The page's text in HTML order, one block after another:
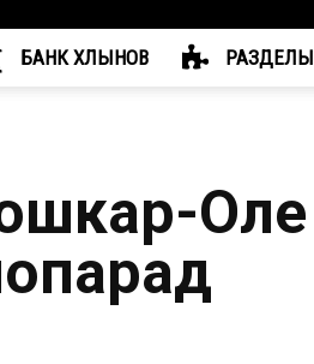
БАНК ХЛЫНОВ РАЗДЕЛЫ
Оле